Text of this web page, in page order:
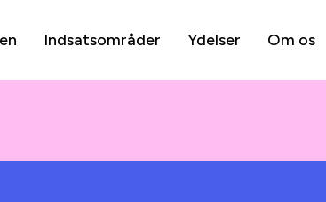
Indsatsområder Ydelser Om os